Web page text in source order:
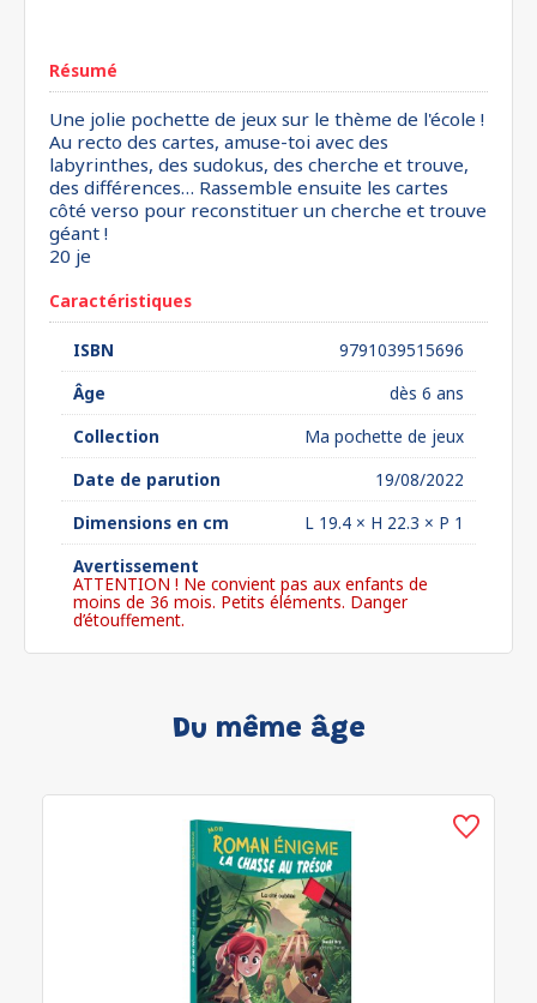
Résumé
Une jolie pochette de jeux sur le thème de l'école !
Au recto des cartes, amuse-toi avec des
labyrinthes, des sudokus, des cherche et trouve,
des différences… Rassemble ensuite les cartes
côté verso pour reconstituer un cherche et trouve
géant !
20 je
Caractéristiques
ISBN
9791039515696
Âge
dès 6 ans
Collection
Ma pochette de jeux
Date de parution
19/08/2022
Dimensions en cm
L 19.4 × H 22.3 × P 1
Avertissement
ATTENTION ! Ne convient pas aux enfants de
moins de 36 mois. Petits éléments. Danger
d’étouffement.
Du même âge